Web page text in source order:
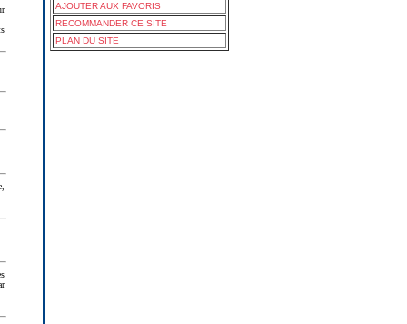
AJOUTER AUX FAVORIS
RECOMMANDER CE SITE
PLAN DU SITE